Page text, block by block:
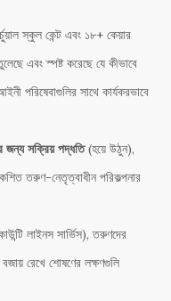
স্কুল কেন্ট এবং ১৮+ কেয়ার
এবং স্পষ্ট করেছে যে কীভাবে
পরিষেবাগুলির সাথে কার্যকরভাবে
জন্য সক্রিয় পদ্ধতি(হয়ে উঠুন),
তরুণ-নেতৃত্বাধীন পরিকল্পনার
লাইনস সার্ভিস), তরুণদের
রেখে শোষণের লক্ষণগুলি